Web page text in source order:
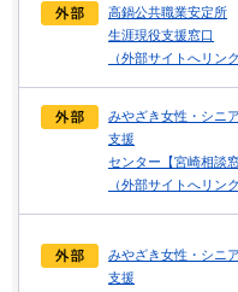
高鍋公共職業安定所
生涯現役支援窓口
（外部サイトへリンク
みやざき女性・シニ
支援
センター【宮崎相談窓
（外部サイトへリンク
みやざき女性・シニ
支援